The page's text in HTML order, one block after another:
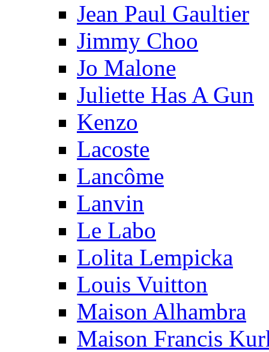
Jean Paul Gaultier
Jimmy Choo
Jo Malone
Juliette Has A Gun
Kenzo
Lacoste
Lancôme
Lanvin
Le Labo
Lolita Lempicka
Louis Vuitton
Maison Alhambra
Maison Francis